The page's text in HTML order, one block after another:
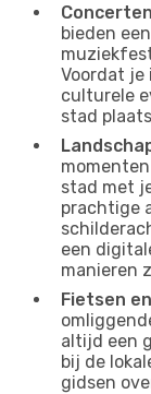
bieden
Voordat je
culturele
stad
stad met
prachtige
een
manieren
Fietsen
altijd een
bij de
gidsen